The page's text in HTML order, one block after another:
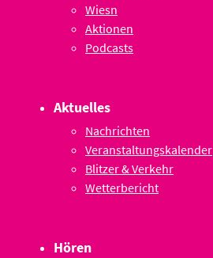
Wiesn
Aktionen
Podcasts
Aktuelles
Nachrichten
Veranstaltungskalender
Blitzer & Verkehr
Wetterbericht
Hören